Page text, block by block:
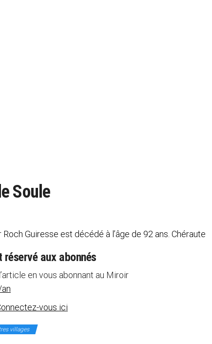
Soule
Roch Guiresse est décédé à l’âge de 92 ans.
réservé aux abonnés
en vous abonnant au Miroir
vous ici
villages